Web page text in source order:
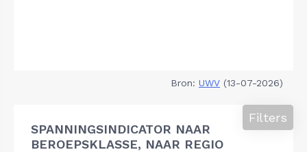
Bron: UWV (13-07-2026)
SPANNINGSINDICATOR NAAR
BEROEPSKLASSE, NAAR REGIO
Filters